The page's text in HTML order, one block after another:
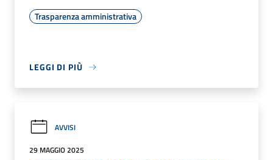
Trasparenza amministrativa
LEGGI DI PIÙ
AVVISI
29 MAGGIO 2025